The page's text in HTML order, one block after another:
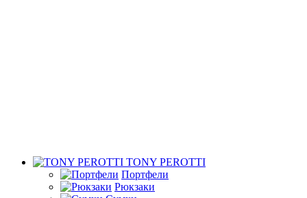
TONY PEROTTI
Портфели
Рюкзаки